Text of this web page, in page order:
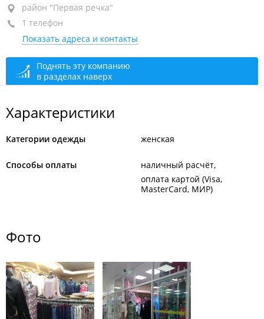
район "Первая речка", пр-т Острякова, 13
ТЦ "Первореченский", 2-й этаж, бут. а28
+7 904 627-61-63
открыто: 10:00–19:00
район "Первая речка"
1 телефон
Показать адреса и контакты
Поднять эту компанию
в разделах наверх
Характеристики
Категории одежды женская
Способы оплаты
наличный расчёт
оплата картой (Visa,
MasterCard, МИР)
Фото